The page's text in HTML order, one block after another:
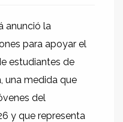
anunció la
para apoyar el
estudiantes de
una medida que
del
y que representa